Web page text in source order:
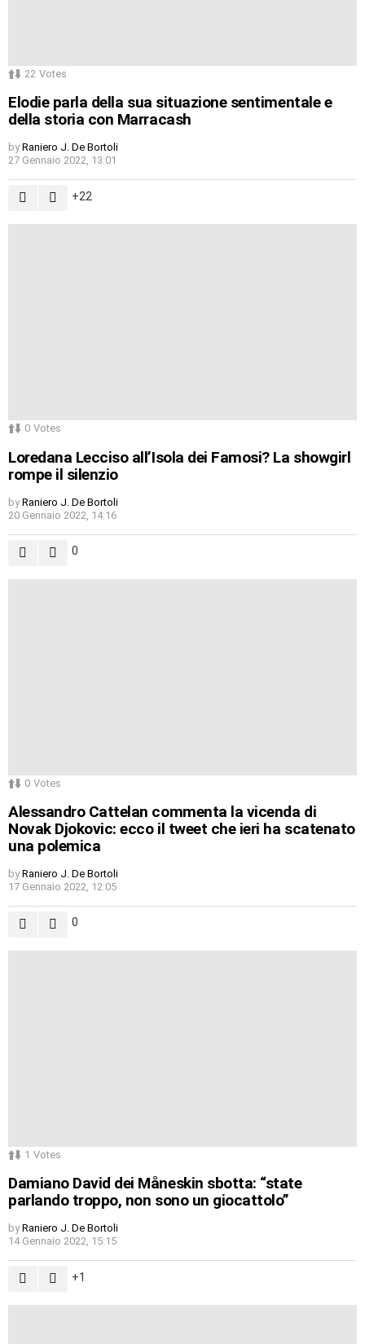
22 Votes
Elodie parla della sua situazione sentimentale e
della storia con Marracash
by Raniero J. De Bortoli
27 Gennaio 2022, 13:01
22
0 Votes
Loredana Lecciso all’Isola dei Famosi? La showgirl
rompe il silenzio
by Raniero J. De Bortoli
20 Gennaio 2022, 14:16
0
0 Votes
Alessandro Cattelan commenta la vicenda di
Novak Djokovic: ecco il tweet che ieri ha scatenato
una polemica
by Raniero J. De Bortoli
17 Gennaio 2022, 12:05
0
1 Votes
Damiano David dei Måneskin sbotta: “state
parlando troppo, non sono un giocattolo”
by Raniero J. De Bortoli
14 Gennaio 2022, 15:15
1